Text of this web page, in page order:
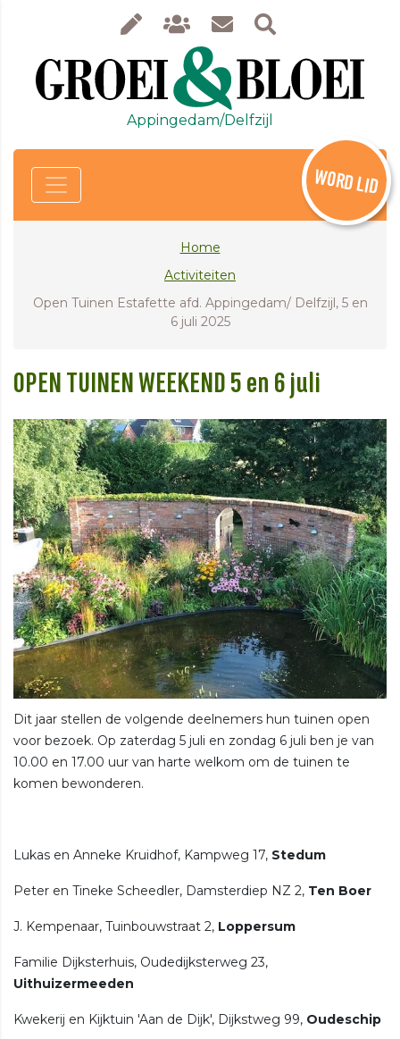
Appingedam/Delfzijl
WORD LID
Home
Activiteiten
Open Tuinen Estafette afd. Appingedam/ Delfzijl, 5 en
6 juli 2025
OPEN TUINEN WEEKEND 5 en 6 juli
Dit jaar stellen de volgende deelnemers hun tuinen open
voor bezoek. Op zaterdag 5 juli en zondag 6 juli ben je van
10.00 en 17.00 uur van harte welkom om de tuinen te
komen bewonderen.
Lukas en Anneke Kruidhof, Kampweg 17, Stedum
Peter en Tineke Scheedler, Damsterdiep NZ 2, Ten Boer
J. Kempenaar, Tuinbouwstraat 2, Loppersum
Familie Dijksterhuis, Oudedijksterweg 23,
Uithuizermeeden
Kwekerij en Kijktuin 'Aan de Dijk', Dijkstweg 99, Oudeschip